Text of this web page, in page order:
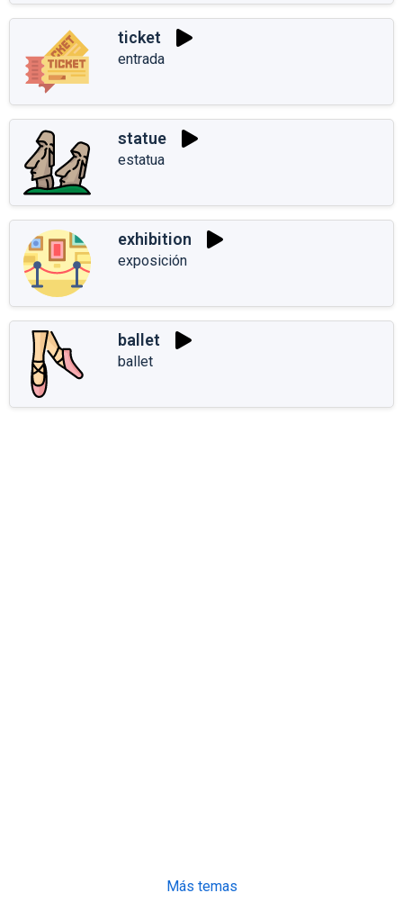
ticket
entrada
statue
estatua
exhibition
exposición
ballet
ballet
Más temas